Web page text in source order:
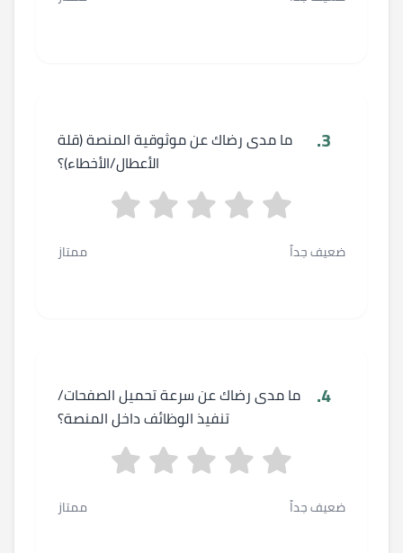
3.
ما مدى رضاك عن موثوقية المنصة (قلة
الأعطال/الأخطاء)؟
ضعيف جداً ممتاز
4.
ما مدى رضاك عن سرعة تحميل الصفحات/
تنفيذ الوظائف داخل المنصة؟
ضعيف جداً ممتاز